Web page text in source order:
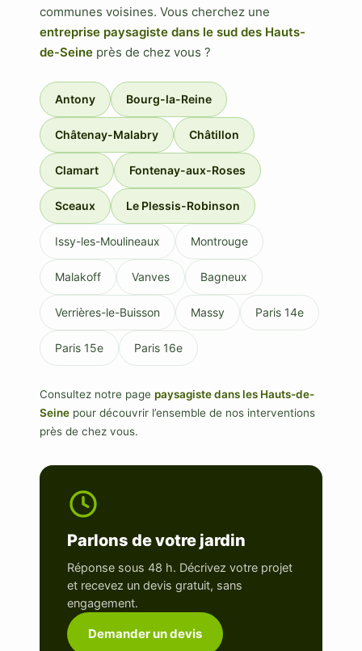
communes voisines. Vous cherchez une
entreprise paysagiste dans le sud des Hauts-
de-Seine près de chez vous ?
Antony Bourg-la-Reine
Châtenay-Malabry Châtillon
Clamart Fontenay-aux-Roses
Sceaux Le Plessis-Robinson
Issy-les-Moulineaux Montrouge
Malakoff Vanves Bagneux
Verrières-le-Buisson Massy Paris 14e
Paris 15e Paris 16e
Consultez notre pagepaysagiste dans les Hauts-de-
Seine pour découvrir l’ensemble de nos interventions
près de chez vous.
Parlons de votre jardin
Réponse sous 48 h. Décrivez votre projet
et recevez un devis gratuit, sans
engagement.
Demander un devis